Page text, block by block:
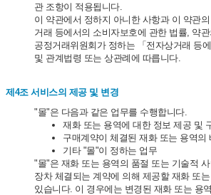
관 조항이 적용됩니다.
이 약관에서 정하지 아니한 사항과 이 약관
거래 등에서의 소비자보호에 관한 법률, 약
공정거래위원회가 정하는 「전자상거래 등
및 관계법령 또는 상관례에 따릅니다.
제4조 서비스의 제공 및 변경
"몰"은 다음과 같은 업무를 수행합니다.
재화 또는 용역에 대한 정보 제공 및
구매계약이 체결된 재화 또는 용역의
기타 "몰"이 정하는 업무
"몰"은 재화 또는 용역의 품절 또는 기술적
장차 체결되는 계약에 의해 제공할 재화 또
있습니다. 이 경우에는 변경된 재화 또는 용